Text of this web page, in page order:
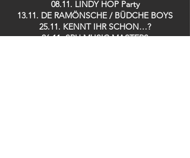
08.11. LINDY HOP Party
13.11. DE RAMÖNSCHE / BÜDCHE BOYS
25.11. KENNT IHR SCHON…?
26.11. SPH MUSIC MASTERS